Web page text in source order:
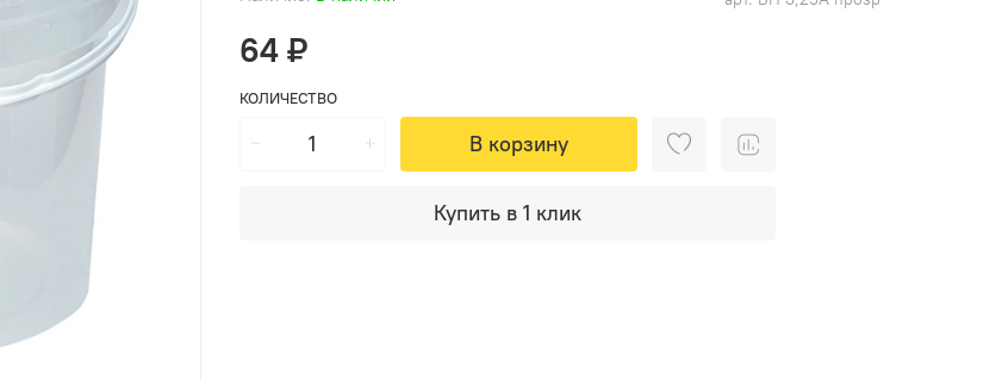
64 ₽
КОЛИЧЕСТВО
В корзину
Купить в 1 клик